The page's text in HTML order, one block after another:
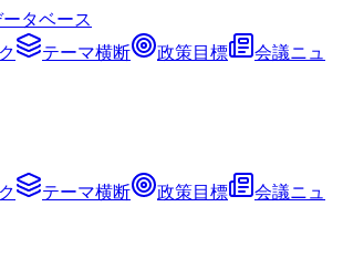
タベース
テーマ横断 政策目標
会議ニュ
テーマ横断 政策目標
会議ニュ